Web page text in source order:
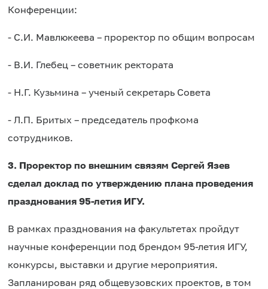
Конференции:
- С.И. Мавлюкеева – проректор по общим вопросам
- В.И. Глебец – советник ректората
- Н.Г. Кузьмина – ученый секретарь Совета
- Л.П. Бритых – председатель профкома
сотрудников.
3. Проректор по внешним связям Сергей Язев
сделал доклад по утверждению плана проведения
празднования 95-летия ИГУ.
В рамках празднования на факультетах пройдут
научные конференции под брендом 95-летия ИГУ,
конкурсы, выставки и другие мероприятия.
Запланирован ряд общевузовских проектов, в том